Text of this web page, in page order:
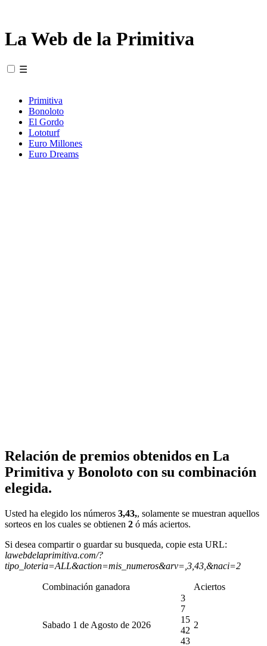
La Web de la Primitiva
☰
Primitiva
Bonoloto
El Gordo
Lototurf
Euro Millones
Euro Dreams
Relación de premios obtenidos en La
Primitiva y Bonoloto con su combinación
elegida.
Usted ha elegido los números 3,43,, solamente se muestran aquellos
sorteos en los cuales se obtienen 2 ó más aciertos.
Si desea compartir o guardar su busqueda, copie esta URL:
lawebdelaprimitiva.com/?
tipo_loteria=ALL&action=mis_numeros&arv=,3,43,&naci=2
Combinación ganadora Aciertos
Sabado 1 de Agosto de 2026
3
7
15
42
43
2